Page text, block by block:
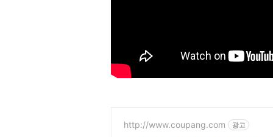
http://www.coupang.com 광고